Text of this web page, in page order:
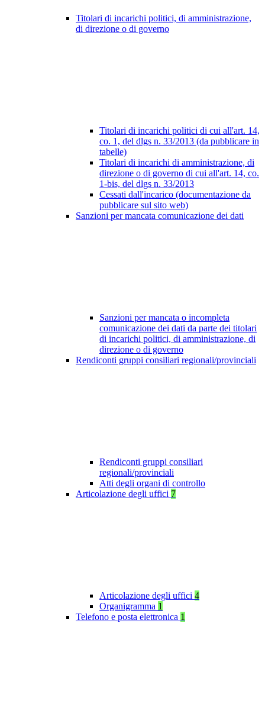
Titolari di incarichi politici, di amministrazione,
di direzione o di governo
Titolari di incarichi politici di cui all'art. 14,
co. 1, del dlgs n. 33/2013 (da pubblicare in
tabelle)
Titolari di incarichi di amministrazione, di
direzione o di governo di cui all'art. 14, co.
1-bis, del dlgs n. 33/2013
Cessati dall'incarico (documentazione da
pubblicare sul sito web)
Sanzioni per mancata comunicazione dei dati
Sanzioni per mancata o incompleta
comunicazione dei dati da parte dei titolari
di incarichi politici, di amministrazione, di
direzione o di governo
Rendiconti gruppi consiliari regionali/provinciali
Rendiconti gruppi consiliari
regionali/provinciali
Atti degli organi di controllo
Articolazione degli uffici 7
Articolazione degli uffici 4
Organigramma 1
Telefono e posta elettronica 1